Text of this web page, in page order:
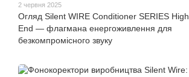
2 червня 2025
Огляд Silent WIRE Conditioner SERIES High
End — флагмана енергоживлення для
безкомпромісного звуку